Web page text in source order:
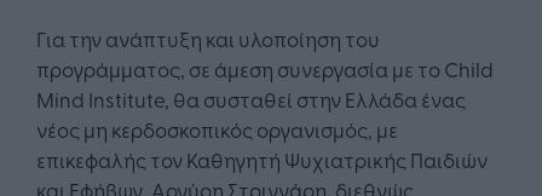
Για την ανάπτυξη και υλοποίηση του
προγράμματος, σε άμεση συνεργασία με το Child
Mind Institute, θα συσταθεί στην Ελλάδα ένας
νέος μη κερδοσκοπικός οργανισμός, με
επικεφαλής τον Καθηγητή Ψυχιατρικής Παιδιών
και Εφήβων, Αργύρη Στριγγάρη, διεθνώς